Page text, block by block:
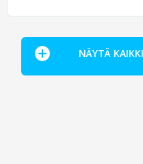
NÄYTÄ